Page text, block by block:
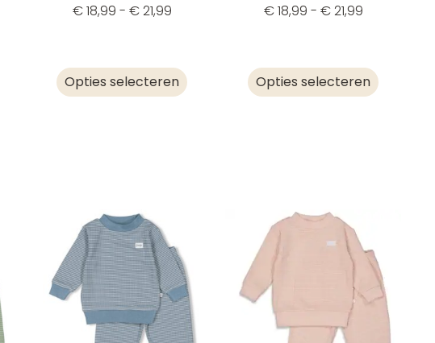
€18,99 - €21,99
Opties selecteren
€18,99 - €21,99
Opties selecteren